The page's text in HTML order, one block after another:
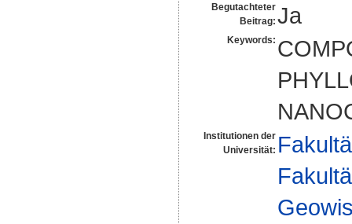
Begutachteter
Beitrag: Ja
Keywords:
Institutionen der
Universität: